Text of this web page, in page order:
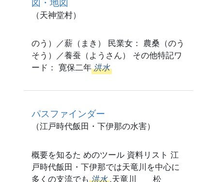
（天神堂村）
のう）／薪（まき） 民業女： 農桑（のう
そう）／養蚕（ようさん） その他特記ワ
ード： 寛保二年 洪水
パスファインダー
（江戸時代飯田・下伊那の水害）
概要を知るた めのツール 資料リスト 江
戸時代飯田・下伊那では天竜川を中心に
多くの支流でも 洪水 ,天竜川 松